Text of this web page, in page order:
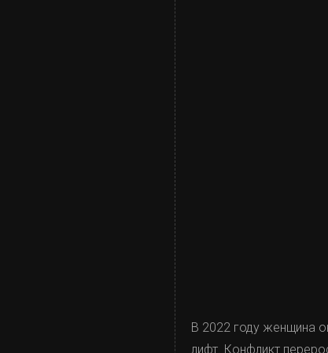
В 2022 году женщина
лифт. Конфликт